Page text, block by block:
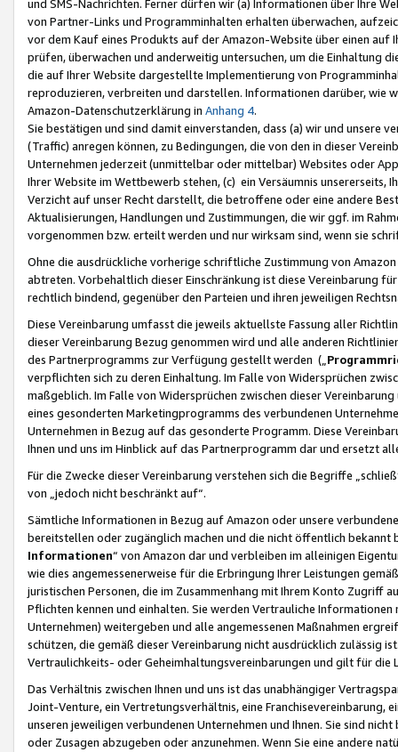
und SMS-Nachrichten. Ferner dürfen wir (a) Informationen über Ihre
von Partner-Links und Programminhalten erhalten überwachen,
vor dem Kauf eines Produkts auf der Amazon-Website über einen
prüfen, überwachen und anderweitig untersuchen, um die Einhaltung
die auf Ihrer Website dargestellte Implementierung von
reproduzieren, verbreiten und darstellen. Informationen darüber, wie
Amazon-Datenschutzerklärung in Anhang 4.
Sie bestätigen und sind damit einverstanden, dass (a) wir und
(Traffic) anregen können, zu Bedingungen, die von den in dieser
Unternehmen jederzeit (unmittelbar oder mittelbar) Websites oder
Ihrer Website im Wettbewerb stehen, (c) ein Versäumnis unsererseits,
Verzicht auf unser Recht darstellt, die betroffene oder eine andere
Aktualisierungen, Handlungen und Zustimmungen, die wir ggf. im
vorgenommen bzw. erteilt werden und nur wirksam sind, wenn sie
Ohne die ausdrückliche vorherige schriftliche Zustimmung von
abtreten. Vorbehaltlich dieser Einschränkung ist diese Vereinbarung
rechtlich bindend, gegenüber den Parteien und ihren jeweiligen
Diese Vereinbarung umfasst die jeweils aktuellste Fassung aller
dieser Vereinbarung Bezug genommen wird und alle anderen
des Partnerprogramms zur Verfügung gestellt werden („
verpflichten sich zu deren Einhaltung. Im Falle von Widersprüchen
maßgeblich. Im Falle von Widersprüchen zwischen dieser
eines gesonderten Marketingprogramms des verbundenen
Unternehmen in Bezug auf das gesonderte Programm. Diese
Ihnen und uns im Hinblick auf das Partnerprogramm dar und ersetzt
Für die Zwecke dieser Vereinbarung verstehen sich die Begriffe
von „jedoch nicht beschränkt auf“.
Sämtliche Informationen in Bezug auf Amazon oder unsere
bereitstellen oder zugänglich machen und die nicht öffentlich
Informationen“ von Amazon dar und verbleiben im alleinigen
wie dies angemessenerweise für die Erbringung Ihrer Leistungen
juristischen Personen, die im Zusammenhang mit Ihrem Konto
Pflichten kennen und einhalten. Sie werden Vertrauliche
Unternehmen) weitergeben und alle angemessenen Maßnahmen
schützen, die gemäß dieser Vereinbarung nicht ausdrücklich zulässig
Vertraulichkeits- oder Geheimhaltungsvereinbarungen und gilt für die
Das Verhältnis zwischen Ihnen und uns ist das unabhängiger
Joint-Venture, ein Vertretungsverhältnis, eine Franchisevereinbarung,
unseren jeweiligen verbundenen Unternehmen und Ihnen. Sie sind
oder Zusagen abzugeben oder anzunehmen. Wenn Sie eine andere